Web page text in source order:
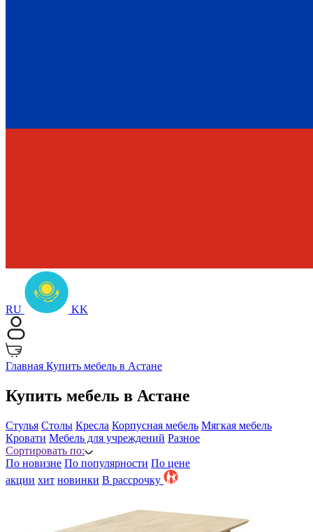
RU KK
Главная Купить мебель в Астане
Купить мебель в Астане
Стулья Столы Кресла Корпусная мебель Мягкая мебель
Кровати Мебель для учреждений Разное
Сортировать по:
По новизне По популярности По цене
акции хит новинки B рассрочку